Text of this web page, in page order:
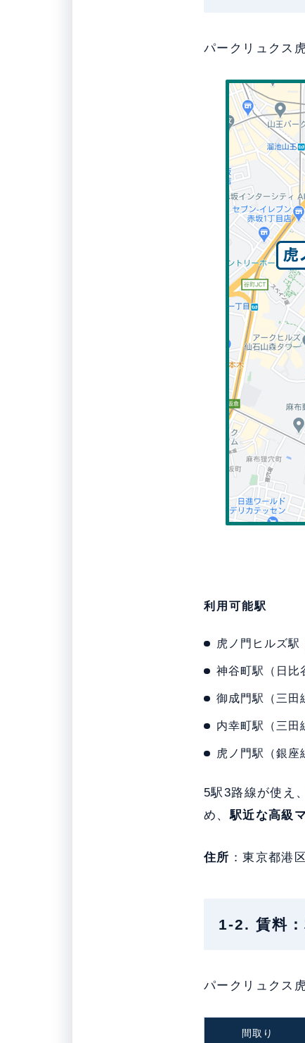
パークリュクス
利用可能駅
虎ノ門ヒルズ駅
神谷町駅（日比
御成門駅（三田
内幸町駅（三田
虎ノ門駅（銀座
5駅3路線が使え
め、駅近な高級
住所 ：東京都港
1-2. 賃料
パークリュクス
間取り